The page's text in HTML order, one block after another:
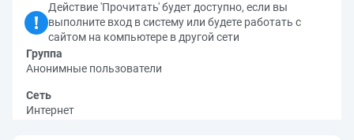
Действие 'Прочитать' будет доступно, если вы
выполните вход в систему или будете работать с
сайтом на компьютере в другой сети
Группа
Анонимные пользователи
Сеть
Интернет